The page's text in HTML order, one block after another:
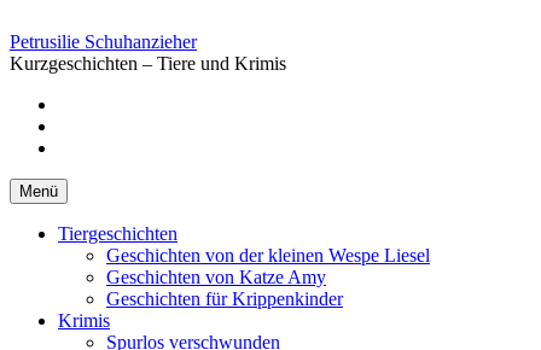
zum
Inhalt
Petrusilie Schuhanzieher
Kurzgeschichten – Tiere und Krimis
Menü
Tiergeschichten
Geschichten von der kleinen Wespe Liesel
Geschichten von Katze Amy
Geschichten für Krippenkinder
Krimis
Spurlos verschwunden